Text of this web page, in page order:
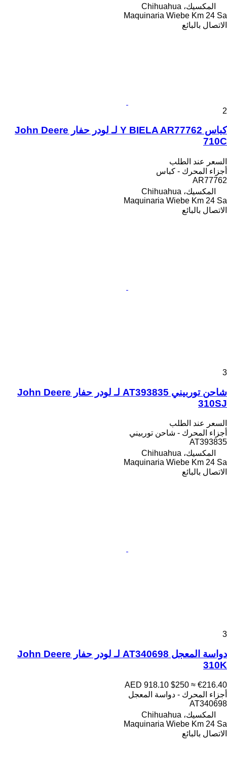
المكسيك، Chihuahua
Maquinaria Wiebe Km 24 Sa
الاتصال بالبائع
2
كباس Y BIELA AR77762 لـ لودر حفار John Deere
710C
السعر عند الطلب
أجزاء المحرك - كباس
AR77762
المكسيك، Chihuahua
Maquinaria Wiebe Km 24 Sa
الاتصال بالبائع
3
شاحن توربيني AT393835 لـ لودر حفار John Deere
310SJ
السعر عند الطلب
أجزاء المحرك - شاحن توربيني
AT393835
المكسيك، Chihuahua
Maquinaria Wiebe Km 24 Sa
الاتصال بالبائع
3
دواسة المعجل AT340698 لـ لودر حفار John Deere
310K
AED 918.10 $250 ≈ €216.40
أجزاء المحرك - دواسة المعجل
AT340698
المكسيك، Chihuahua
Maquinaria Wiebe Km 24 Sa
الاتصال بالبائع